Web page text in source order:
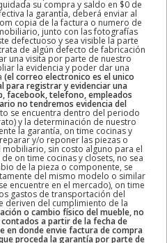
su compra y saldo en $0 de
la garantía, deberá enviar al
copia de la factura o numero de
junto con las fotografías
defectuoso y sea visible la parte
de algún defecto de fabricación
una visita por parte de nuestro
la evidencia y poder dar una
(el correo electronico es el unico
registrar y evidenciar una
facebook, telefono, empleados
no tendremos evidencia del
se encuentra dentro del periodo
y la determinación de nuestro
la garantía, on time cocinas y
y/o reponer las piezas o
sin costo alguno para el
on time cocinas y closets, no sea
de la pieza o componente, se
del mismo modelo o similar
encuentre en el mercado), on time
gastos de transportación del
deriven del cumplimiento de la
o cambio físico del mueble, no
a partir de la fecha de
en donde envie factura de compra
proceda la garantía por parte de